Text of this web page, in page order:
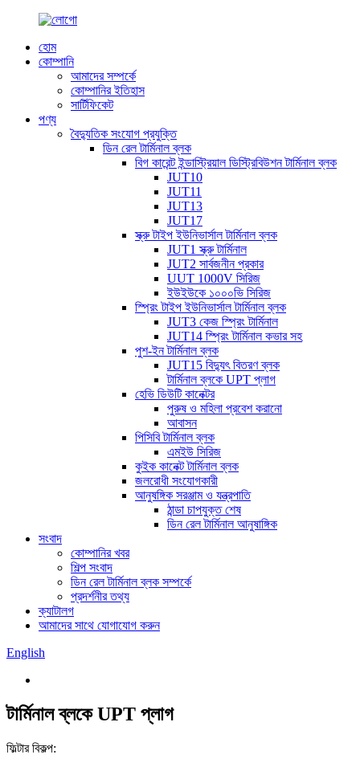
হোম
কোম্পানি
আমাদের সম্পর্কে
কোম্পানির ইতিহাস
সার্টিফিকেট
পণ্য
বৈদ্যুতিক সংযোগ প্রযুক্তি
ডিন রেল টার্মিনাল ব্লক
বিগ কারেন্ট ইন্ডাস্ট্রিয়াল ডিস্ট্রিবিউশন টার্মিনাল ব্লক
JUT10
JUT11
JUT13
JUT17
স্ক্রু টাইপ ইউনিভার্সাল টার্মিনাল ব্লক
JUT1 স্ক্রু টার্মিনাল
JUT2 সার্বজনীন প্রকার
UUT 1000V সিরিজ
ইউইউকে ১০০০ভি সিরিজ
স্প্রিং টাইপ ইউনিভার্সাল টার্মিনাল ব্লক
JUT3 কেজ স্প্রিং টার্মিনাল
JUT14 স্প্রিং টার্মিনাল কভার সহ
পুশ-ইন টার্মিনাল ব্লক
JUT15 বিদ্যুৎ বিতরণ ব্লক
টার্মিনাল ব্লকে UPT প্লাগ
হেভি ডিউটি ​​কানেক্টর
পুরুষ ও মহিলা প্রবেশ করানো
আবাসন
পিসিবি টার্মিনাল ব্লক
এমইউ সিরিজ
কুইক কানেক্ট টার্মিনাল ব্লক
জলরোধী সংযোগকারী
আনুষঙ্গিক সরঞ্জাম ও যন্ত্রপাতি
ঠান্ডা চাপযুক্ত শেষ
ডিন রেল টার্মিনাল আনুষাঙ্গিক
সংবাদ
কোম্পানির খবর
শিল্প সংবাদ
ডিন রেল টার্মিনাল ব্লক সম্পর্কে
প্রদর্শনীর তথ্য
ক্যাটালগ
আমাদের সাথে যোগাযোগ করুন
English
টার্মিনাল ব্লকে UPT প্লাগ
ফিল্টার বিকল্প: